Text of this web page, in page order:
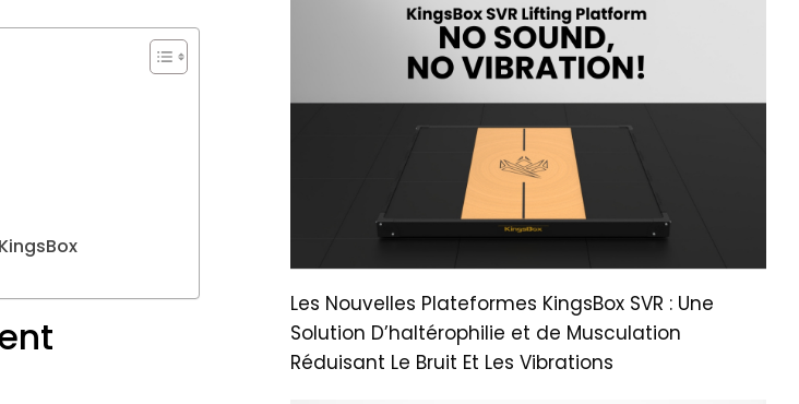
Les Nouvelles Plateformes KingsBox SVR : Une
Solution D’haltérophilie et de Musculation
Réduisant Le Bruit Et Les Vibrations